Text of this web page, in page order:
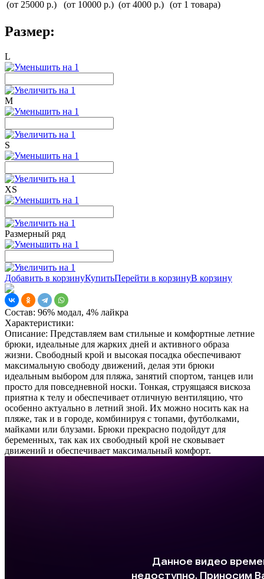
(от 25000 р.)
(от 10000 р.) (от 4000 р.) (от 1 товара)
Размер:
L
M
S
XS
Размерный ряд
Добавить в корзинуКупитьПерейти в корзинуВ корзину
Состав: 96% модал, 4% лайкра
Характеристики:
Описание: Представляем вам стильные и комфортные летние
брюки, идеальные для жарких дней и активного образа
жизни. Свободный крой и высокая посадка обеспечивают
максимальную свободу движений, делая эти брюки
идеальным выбором для пляжа, занятий спортом, танцев или
просто для повседневной носки. Тонкая, струящаяся вискоза
приятна к телу и обеспечивает отличную вентиляцию, что
особенно актуально в летний зной. Их можно носить как на
пляже, так и в городе, комбинируя с топами, футболками,
майками или блузами. Брюки прекрасно подойдут для
беременных, так как их свободный крой не сковывает
движений и обеспечивает максимальный комфорт.